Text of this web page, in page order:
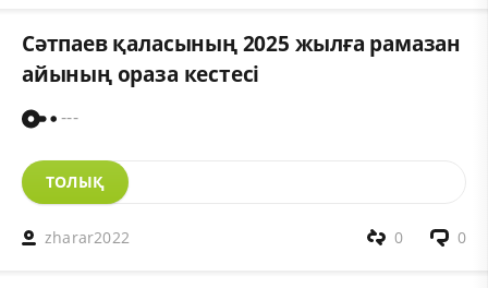
Сәтпаев қаласының 2025 жылға рамазан
айының ораза кестесі
---
ТОЛЫҚ
zharar2022 0
0